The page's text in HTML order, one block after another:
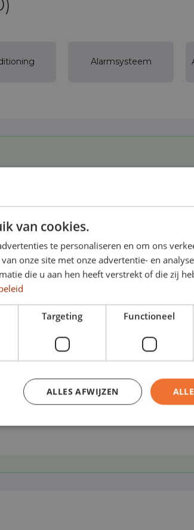
Alarmsysteem
van cookies.
te personaliseren en om ons
onze site met onze advertentie- en
die u aan hen heeft verstrekt of die zij
Targeting Functioneel
ALLES AFWIJZEN